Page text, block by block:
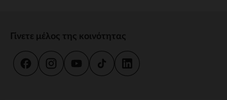
Γίνετε μέλος της κοινότητας